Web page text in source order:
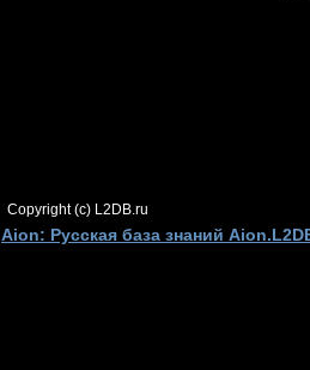
Copyright (c) L2DB.ru
Aion: Русская база знаний